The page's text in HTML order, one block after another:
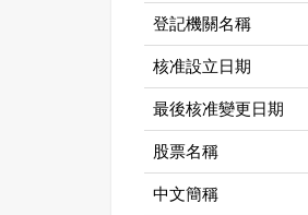
登記機關名稱
核准設立日期
最後核准變更日期
股票名稱
中文簡稱